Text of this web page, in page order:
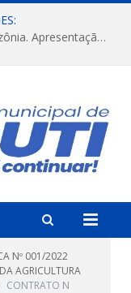
FESTRIBAL 2026 – No Coração da Amazônia. Apresentação da Munduruku.
Nº 001/2022
AGRICULTURA
CONTRATO N